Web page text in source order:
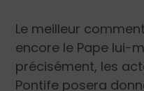
Le meilleur
encore le Pape lui-
précisément, les
Pontife posera